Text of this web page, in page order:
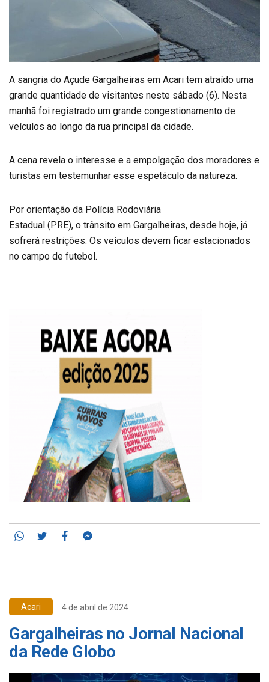
A sangria do Açude Gargalheiras em Acari tem atraído uma
grande quantidade de visitantes neste sábado (6). Nesta
manhã foi registrado um grande congestionamento de
veículos ao longo da rua principal da cidade.
A cena revela o interesse e a empolgação dos moradores e
turistas em testemunhar esse espetáculo da natureza.
Por orientação da Polícia Rodoviária
Estadual (PRE), o trânsito em Gargalheiras, desde hoje, já
sofrerá restrições. Os veículos devem ficar estacionados
no campo de futebol.
Whatsapp
TwitterFacebook
Acari 4 de abril de 2024
Gargalheiras no Jornal Nacional
da Rede Globo